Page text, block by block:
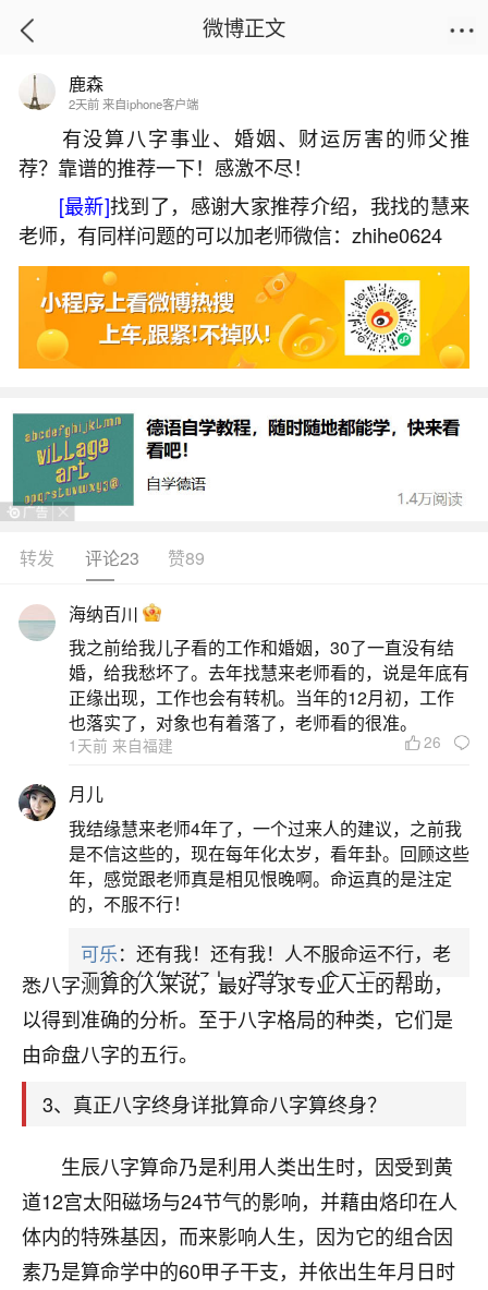
首页
八字算命详批格局
2026-06-04 19:50:12 8 1 赞
生活中像八字算命详批格局都是很常见的问
题，但是小问题不注意可能会引起大麻烦，下面就
这个问题给大家做一些解读：
1、八字中什么样格局是上等的八字格局？
八字算命中，上等格局意味着个体命中有福禄
双全，福气充足，社会地位和财富较高。下面列举
了一些代表上等八字格局的例子：甲子：甲木为栋
学，记忆力强，学习成绩优秀。戊辰：身旺，财官
比肩，戊癸化火为官印相生，主高贵，辰中有火，
温暖中和，能生万物，根深叶茂，秀气有成。庚
午：身坐
2、八字格局测算,如何测算自己的八字
1.确定四柱八字：首先，需要通过查询万年历
来确定个人的出生年月日时的八字。2.分析五行关
系：观察第五个字（日干）与其它柱的五行关系，
以确定喜用神和十神。3.寻找专业帮助：对于不熟
悉八字测算的人来说，最好寻求专业人士的帮助，
以得到准确的分析。至于八字格局的种类，它们是
由命盘八字的五行。
3、真正八字终身详批算命八字算终身？
生辰八字算命乃是利用人类出生时，因受到黄
道12宫太阳磁场与24节气的影响，并藉由烙印在人
体内的特殊基因，而来影响人生，因为它的组合因
素乃是算命学中的60甲子干支，并依出生年月日时
微博正文
鹿森
2天前 来自iphone客户端
有没算八字事业、婚姻、财运厉害的师父推
荐？靠谱的推荐一下！感激不尽！
[最新]找到了，感谢大家推荐介绍，我找的慧来
老师，有同样问题的可以加老师微信：zhihe0624
转发 评论23 赞89
海纳百川
我之前给我儿子看的工作和婚姻，30了一直没有结
婚，给我愁坏了。去年找慧来老师看的，说是年底有
正缘出现，工作也会有转机。当年的12月初，工作
也落实了，对象也有着落了，老师看的很准。
1天前 来自福建 26
月儿
我结缘慧来老师4年了，一个过来人的建议，之前我
是不信这些的，现在每年化太岁，看年卦。回顾这些
年，感觉跟老师真是相见恨晚啊。命运真的是注定
的，不服不行！
可乐：还有我！还有我！人不服命运不行，老
天爷会给你好好上一课的。一命二运三风水，
哪样不服都不行！
平安是福：我也是每年找老师化太岁，看年
卦，认识老师3年了，都是缘分啊！
17分钟前 来自湖北
心若莲花
我是做餐饮的，这两年，生意屡屡受挫，店开一家关
一家，要么生意不好，生意好的就出事。前些年攒的
家底快败光了，真是倒霉！我也想找人看看到底怎么
回事？